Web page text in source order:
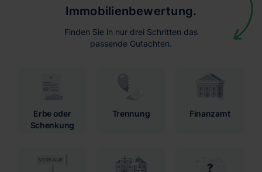
Immobilienbewertung.
Finden Sie in nur drei Schritten das
passende Gutachten.
Erbe oder
Schenkung
Trennung Finanzamt